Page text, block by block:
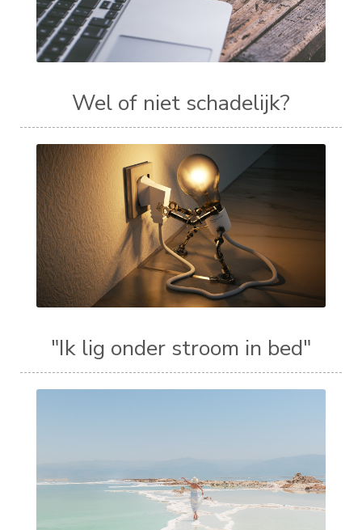
Wel of niet schadelijk?
"Ik lig onder stroom in bed"